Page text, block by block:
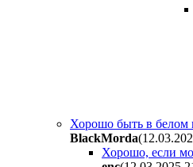
Хорошо быть в белом
BlackMorda
Хорошо, если